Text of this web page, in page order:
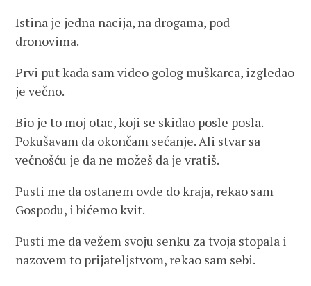
Istina je jedna nacija, na drogama, pod
dronovima.
Prvi put kada sam video golog muškarca, izgledao
je večno.
Bio je to moj otac, koji se skidao posle posla.
Pokušavam da okončam sećanje. Ali stvar sa
večnošću je da ne možeš da je vratiš.
Pusti me da ostanem ovde do kraja, rekao sam
Gospodu, i bićemo kvit.
Pusti me da vežem svoju senku za tvoja stopala i
nazovem to prijateljstvom, rekao sam sebi.